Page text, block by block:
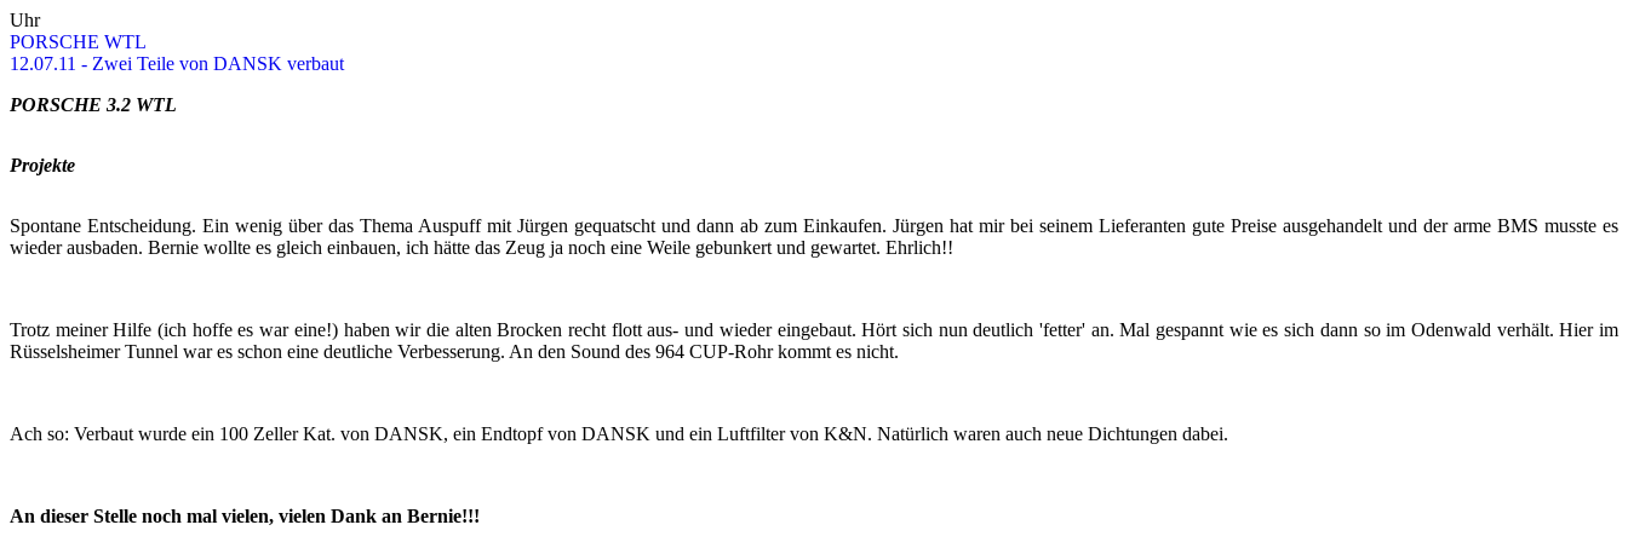
Uhr
POR­SCHE WTL
12.07.11 - Zwei Teile von DANSK ver­baut
POR­SCHE 3.2 WTL
Pro­jek­te
Spon­ta­ne Ent­schei­dung. Ein wenig über das Thema Aus­puff mit Jür­gen ge­quatscht und dann ab zum Ein­kau­fen. Jür­gen hat mir bei sei­nem Lie­fe­ran­ten gute Prei­se aus­ge­han­delt und der arme BMS muss­te es
wie­der aus­ba­den. Ber­nie woll­te es gleich ein­bau­en, ich hätte das Zeug ja noch eine Weile ge­bun­kert und ge­war­tet. Ehr­lich!!
Trotz mei­ner Hilfe (ich hoffe es war eine!) haben wir die alten Bro­cken recht flott aus- und wie­der ein­ge­baut. Hört sich nun deut­lich 'fet­ter' an. Mal ge­spannt wie es sich dann so im Oden­wald ver­hält. Hier im
Rüs­sels­hei­mer Tun­nel war es schon eine deut­li­che Ver­bes­se­rung. An den Sound des 964 CUP-​​​​​Rohr kommt es nicht.
Ach so: Ver­baut wurde ein 100 Zel­ler Kat. von DANSK, ein End­topf von DANSK und ein Luft­fil­ter von K&N. Na­tür­lich waren auch neue Dich­tun­gen dabei.
An die­ser Stel­le noch mal vie­len, vie­len Dank an Ber­nie!!!